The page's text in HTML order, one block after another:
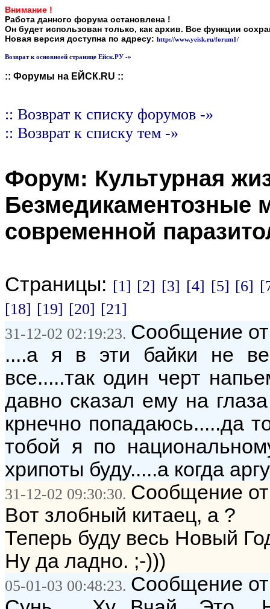
Внимание !
Работа данного форума остановлена !
Он будет использован только, как архив. Все функции
Новая версия доступна по адресу: http://www.yeisk.ru/forum1/
Возврат к основноей странице Ейск.РУ -»
:: Форумы на ЕЙСК.RU ::
:: Возврат к списку форумов -»
:: Возврат к списку тем -»
Форум: Культурная
Безмедикаментозные
современной
Страницы: [1] [2] [3] [4] [5] [6]
[18] [19] [20] [21]
31-12-02 02:19:23. Сообщение
....а я в эти байки не
все.....так один черт
давно сказал ему на
крнечно попадаюсь.....да
тобой я по
хрипоты буду.....а когда
31-12-02 09:30:30. Сообщение
Вот злобный китаец, а ?
Теперь буду весь Новый
Ну да ладно. ;-)))
05-01-03 00:48:23. Сообщение